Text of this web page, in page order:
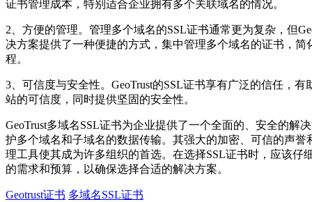
证书管理成本，特别适合企业拥有多个关联域名的情况。
2、方便的管理。管理多个域名的SSL证书通常更为复杂，但
决方案提供了一种便捷的方式，集中管理多个域名的证书，简
程。
3、可信度与安全性。GeoTrust的SSL证书享有广泛的信任，有
站的可信度，同时提供坚固的安全性。
GeoTrust多域名SSL证书为企业提供了一个全面的、安全的解
护多个域名和子域名的数据传输。其强大的加密、可信的声誉
理工具使其成为许多组织的首选。在选择SSL证书时，应该仔
的需求和预算，以确保选择合适的解决方案。
Geotrust证书 多域名SSL证书